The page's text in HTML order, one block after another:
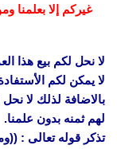
غيركم إلا بعلمنا
لا نحل لكم بيع هذا
لا يمكن لكم
بالاضافة لذلك لا
لهم ثمنه بدون علمنا.
تذكر قوله تعالى :